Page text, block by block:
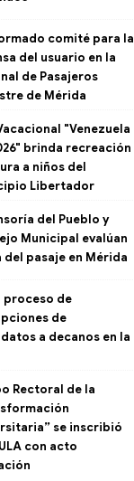
comité para la
del usuario en la
de Pasajeros
de Mérida
"Venezuela
brinda recreación
a niños del
Libertador
del Pueblo y
Municipal evalúan
pasaje en Mérida
proceso de
de
a decanos en la
Rectoral de la
se inscribió
con acto